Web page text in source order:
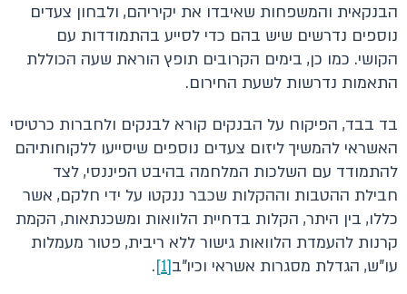
הבנקאית והמשפחות שאיבדו את יקיריהם, ולבחון צעדים
נוספים נדרשים שיש בהם כדי לסייע בהתמודדות עם
הקושי. כמו כן, בימים הקרובים תופץ הוראת שעה הכוללת
התאמות נדרשות לשעת החירום.
בד בבד, הפיקוח על הבנקים קורא לבנקים ולחברות כרטיסי
האשראי להמשיך ליזום צעדים נוספים שיסייעו ללקוחותיהם
להתמודד עם השלכות המלחמה בהיבט הפיננסי, לצד
חבילת ההטבות וההקלות שכבר ננקטו על ידי חלקם, אשר
כללו, בין היתר, הקלות בדחיית הלוואות ומשכנתאות, הקמת
קרנות להעמדת הלוואות גישור ללא ריבית, פטור מעמלות
עו"ש, הגדלת מסגרות אשראי וכיו"ב[1]
.